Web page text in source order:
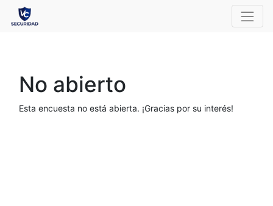
No abierto
Esta encuesta no está abierta. ¡Gracias por su interés!